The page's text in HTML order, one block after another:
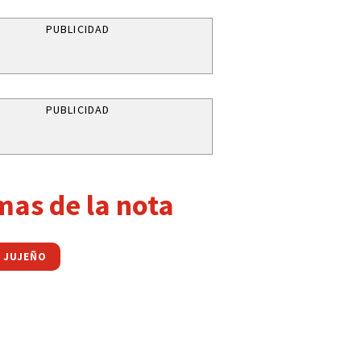
PUBLICIDAD
PUBLICIDAD
de la nota
JUJEÑO